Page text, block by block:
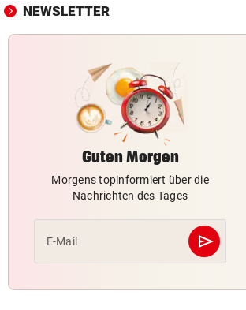
NEWSLETTER
Guten Morgen
Morgens topinformiert über die
Nachrichten des Tages
E-Mail send